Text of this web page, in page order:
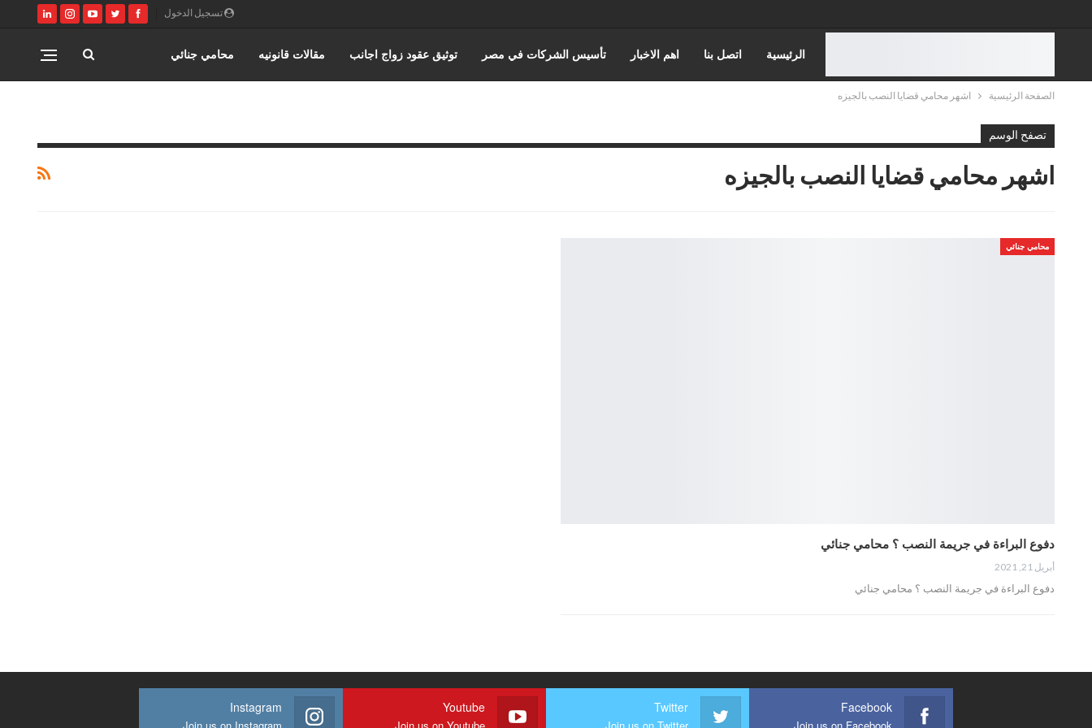
تسجيل الدخول
الرئيسية اتصل بنا اهم الاخبار تأسيس الشركات في مصر توثيق عقود زواج اجانب مقالات قانونيه محامي جنائي
الصفحة الرئيسية اشهر محامي قضايا النصب بالجيزه
تصفح الوسم
اشهر محامي قضايا النصب بالجيزه
محامي جنائي
دفوع البراءة في جريمة النصب ؟ محامي جنائي
أبريل 21, 2021
دفوع البراءة في جريمة النصب ؟ محامي جنائي
Facebook
Twitter
Youtube
Instagram